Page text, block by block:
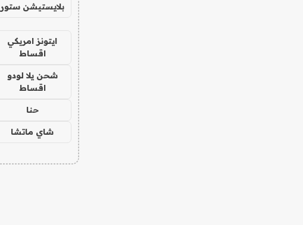
بلايستيشن ستور
ايتونز امريكي
اقساط
شحن يلا لودو
اقساط
حنا
شاي ماتشا